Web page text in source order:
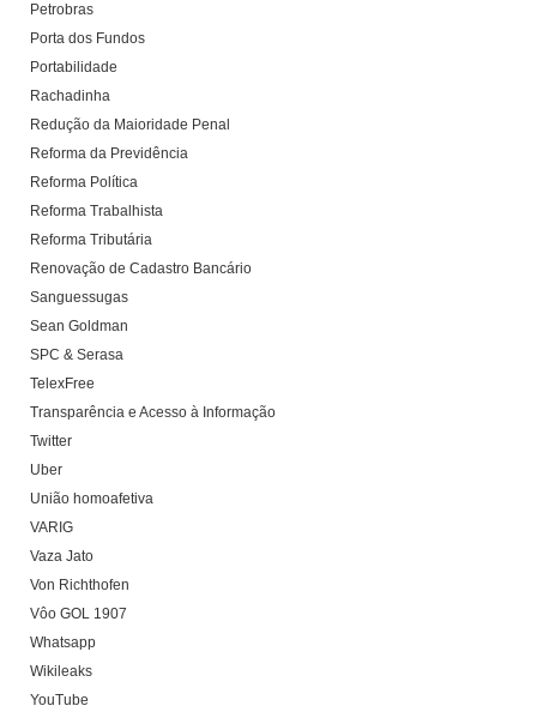
Petrobras
Porta dos Fundos
Portabilidade
Rachadinha
Redução da Maioridade Penal
Reforma da Previdência
Reforma Política
Reforma Trabalhista
Reforma Tributária
Renovação de Cadastro Bancário
Sanguessugas
Sean Goldman
SPC & Serasa
TelexFree
Transparência e Acesso à Informação
Twitter
Uber
União homoafetiva
VARIG
Vaza Jato
Von Richthofen
Vôo GOL 1907
Whatsapp
Wikileaks
YouTube